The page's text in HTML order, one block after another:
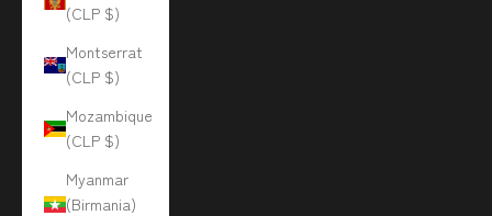
(CLP $)
Montserrat
(CLP $)
Mozambique
(CLP $)
Myanmar
(Birmania)